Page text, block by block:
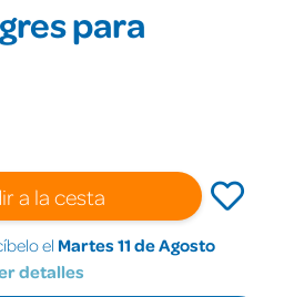
para
a la cesta
el Martes 11 de Agosto
detalles